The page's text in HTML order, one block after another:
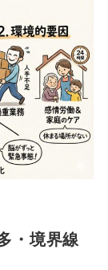
・境界線